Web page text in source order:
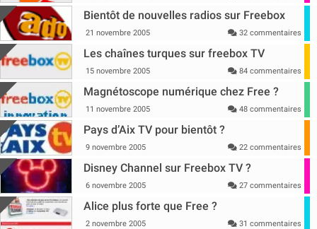
Bientôt de nouvelles radios sur Freebox
21 novembre 2005 32 commentaires
Les chaînes turques sur freebox TV
15 novembre 2005 84 commentaires
Magnétoscope numérique chez Free ?
11 novembre 2005 48 commentaires
Pays d’Aix TV pour bientôt ?
9 novembre 2005 22 commentaires
Disney Channel sur Freebox TV ?
6 novembre 2005 27 commentaires
Alice plus forte que Free ?
2 novembre 2005 31 commentaires